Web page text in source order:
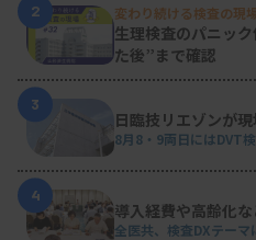
2 変わり続ける検査の
生理検査のパニッ
た後”まで確認
3
日臨技リエゾンが
8月8・9両日にはDVT
4
導入経費や高齢化
全医共、検査DXテーマ